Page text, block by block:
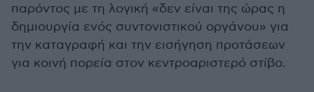
παρόντος με τη λογική «δεν είναι της ώρας η
δημιουργία ενός συντονιστικού οργάνου» για
την καταγραφή και την εισήγηση προτάσεων
για κοινή πορεία στον κεντροαριστερό στίβο.